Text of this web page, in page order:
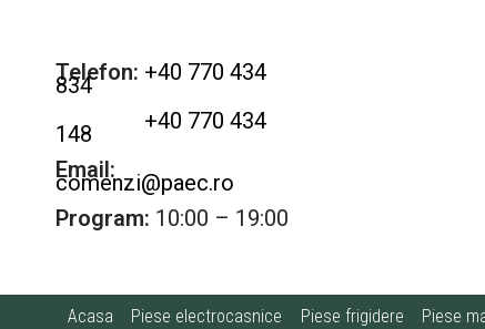
Telefon: +40 770 434
834
+40 770 434
148
Email:
comenzi@paec.ro
Program: 10:00 – 19:00
Acasa Piese electrocasnice Piese frigidere Piese